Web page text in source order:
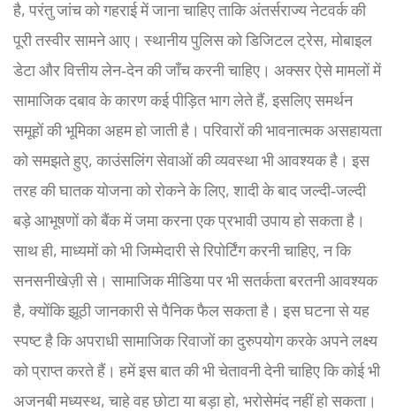
है, परंतु जांच को गहराई में जाना चाहिए ताकि अंतर्सराज्य नेटवर्क की
पूरी तस्वीर सामने आए। स्थानीय पुलिस को डिजिटल ट्रेस, मोबाइल
डेटा और वित्तीय लेन‑देन की जाँच करनी चाहिए। अक्सर ऐसे मामलों में
सामाजिक दबाव के कारण कई पीड़ित भाग लेते हैं, इसलिए समर्थन
समूहों की भूमिका अहम हो जाती है। परिवारों की भावनात्मक असहायता
को समझते हुए, काउंसलिंग सेवाओं की व्यवस्था भी आवश्यक है। इस
तरह की घातक योजना को रोकने के लिए, शादी के बाद जल्दी‑जल्दी
बड़े आभूषणों को बैंक में जमा करना एक प्रभावी उपाय हो सकता है।
साथ ही, माध्यमों को भी जिम्मेदारी से रिपोर्टिंग करनी चाहिए, न कि
सनसनीखेज़ी से। सामाजिक मीडिया पर भी सतर्कता बरतनी आवश्यक
है, क्योंकि झूठी जानकारी से पैनिक फैल सकता है। इस घटना से यह
स्पष्ट है कि अपराधी सामाजिक रिवाजों का दुरुपयोग करके अपने लक्ष्य
को प्राप्त करते हैं। हमें इस बात की भी चेतावनी देनी चाहिए कि कोई भी
अजनबी मध्यस्थ, चाहे वह छोटा या बड़ा हो, भरोसेमंद नहीं हो सकता।